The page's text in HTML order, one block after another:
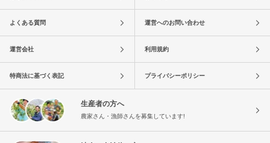
よくある質問 運営へのお問い合わせ
運営会社 利用規約
特商法に基づく表記 プライバシーポリシー
生産者の方へ
農家さん・漁師さんを募集しています!